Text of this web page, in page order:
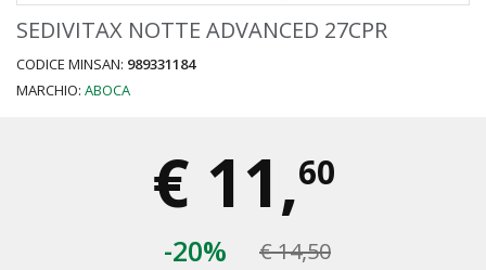
SEDIVITAX NOTTE ADVANCED 27CPR
CODICE MINSAN: 989331184
MARCHIO: ABOCA
€ 11,60
-20% € 14,50